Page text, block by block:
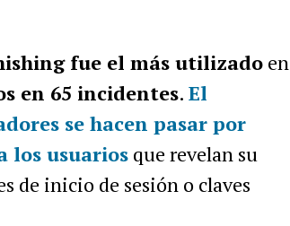
fue el más utilizadoen
en 65 incidentes. El
se hacen pasar por
los usuariosque revelan su
de inicio de sesión o claves